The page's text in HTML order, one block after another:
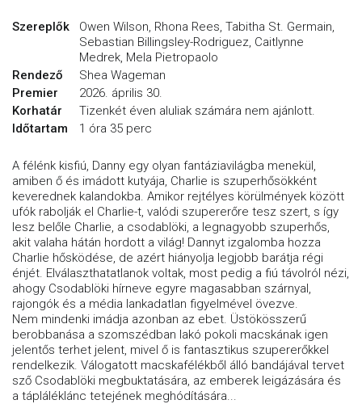
Szereplők
Owen Wilson, Rhona Rees, Tabitha St. Germain,
Sebastian Billingsley-Rodriguez, Caitlynne
Medrek, Mela Pietropaolo
Rendező
Shea Wageman
Premier
2026. április 30.
Korhatár
Tizenkét éven aluliak számára nem ajánlott.
Időtartam
1 óra 35 perc
A félénk kisfiú, Danny egy olyan fantáziavilágba menekül,
amiben ő és imádott kutyája, Charlie is szuperhősökként
keverednek kalandokba. Amikor rejtélyes körülmények között
ufók rabolják el Charlie-t, valódi szupererőre tesz szert, s így
lesz belőle Charlie, a csodablöki, a legnagyobb szuperhős,
akit valaha hátán hordott a világ! Dannyt izgalomba hozza
Charlie hősködése, de azért hiányolja legjobb barátja régi
énjét. Elválaszthatatlanok voltak, most pedig a fiú távolról nézi,
ahogy Csodablöki hírneve egyre magasabban szárnyal,
rajongók és a média lankadatlan figyelmével övezve.
Nem mindenki imádja azonban az ebet. Üstökösszerű
berobbanása a szomszédban lakó pokoli macskának igen
jelentős terhet jelent, mivel ő is fantasztikus szupererőkkel
rendelkezik. Válogatott macskafélékből álló bandájával tervet
sző Csodablöki megbuktatására, az emberek leigázására és
a tápláléklánc tetejének meghódítására...